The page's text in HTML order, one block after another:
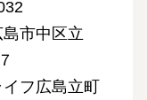
市中区立
フ広島立町